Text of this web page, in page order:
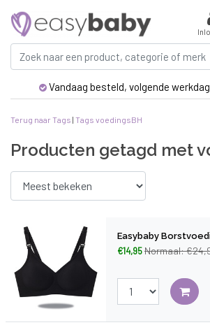
Vandaag besteld, volgende
Terug naar Tags | Tags voedingsBH
Producten getagd met
Easybaby
€14,95Normaal: